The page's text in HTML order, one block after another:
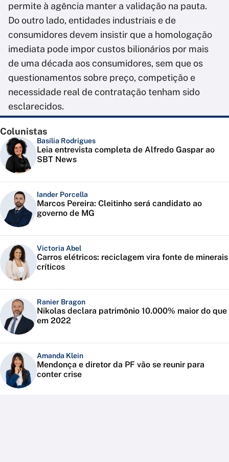
permite à agência manter a validação na pauta.
Do outro lado, entidades industriais e de
consumidores devem insistir que a homologação
imediata pode impor custos bilionários por mais
de uma década aos consumidores, sem que os
questionamentos sobre preço, competição e
necessidade real de contratação tenham sido
esclarecidos.
Colunistas
Basília Rodrigues
Leia entrevista completa de Alfredo Gaspar ao
SBT News
Iander Porcella
Marcos Pereira: Cleitinho será candidato ao
governo de MG
Victoria Abel
Carros elétricos: reciclagem vira fonte de minerais
críticos
Ranier Bragon
Nikolas declara patrimônio 10.000% maior do que
em 2022
Amanda Klein
Mendonça e diretor da PF vão se reunir para
conter crise